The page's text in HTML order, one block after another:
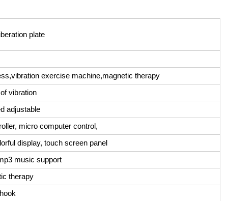
plate
exercise machine,magnetic therapy
vibration
adjustable
micro computer control,
display, touch screen panel
music support
therapy